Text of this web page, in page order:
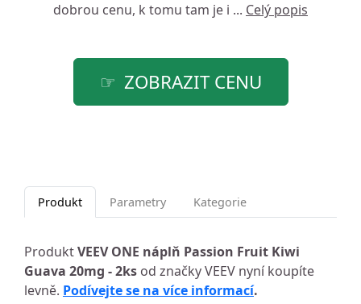
dobrou cenu, k tomu tam je i ... Celý popis
ZOBRAZIT CENU
Produkt Parametry Kategorie
ProduktVEEV ONE náplň Passion Fruit Kiwi
Guava 20mg - 2ks od značky VEEV nyní koupíte
levně. Podívejte se na více informací.